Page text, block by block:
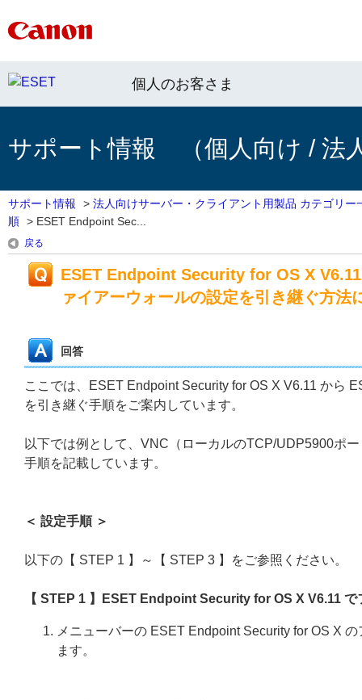
個人のお客さま
サポート情報 （個人向け / 法
サポート情報 > 法人向けサーバー・クライアント用製品 カテゴリー
順 > ESET Endpoint Sec...
戻る
ESET Endpoint Security for OS X
ァイアーウォールの設定を引き継ぐ方法
回答
ここでは、ESET Endpoint Security for OS X V6.11 から
を引き継ぐ手順をご案内しています。
以下では例として、VNC（ローカルのTCP/UDP5900ポ
手順を記載しています。
＜ 設定手順 ＞
以下の【 STEP 1 】～【 STEP 3 】をご参照ください。
【 STEP 1 】ESET Endpoint Security for OS X V6.11
メニューバーの ESET Endpoint Security for OS X
ます。